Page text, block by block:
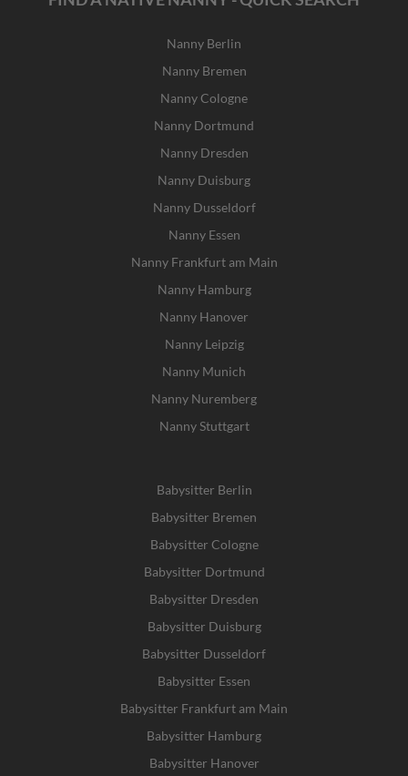
Nanny Berlin
Nanny Bremen
Nanny Cologne
Nanny Dortmund
Nanny Dresden
Nanny Duisburg
Nanny Dusseldorf
Nanny Essen
Nanny Frankfurt am Main
Nanny Hamburg
Nanny Hanover
Nanny Leipzig
Nanny Munich
Nanny Nuremberg
Nanny Stuttgart
Babysitter Berlin
Babysitter Bremen
Babysitter Cologne
Babysitter Dortmund
Babysitter Dresden
Babysitter Duisburg
Babysitter Dusseldorf
Babysitter Essen
Babysitter Frankfurt am Main
Babysitter Hamburg
Babysitter Hanover